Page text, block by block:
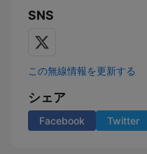
SNS
この無線情報を更新する
シェア
Facebook Twitter